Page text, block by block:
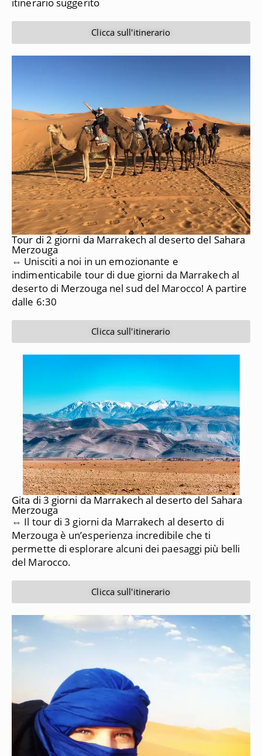
itinerario suggerito
Clicca sull'itinerario
Tour di 2 giorni da Marrakech al deserto del Sahara
Merzouga
⇔ Unisciti a noi in un emozionante e
indimenticabile tour di due giorni da Marrakech al
deserto di Merzouga nel sud del Marocco! A partire
dalle 6:30
Clicca sull'itinerario
Gita di 3 giorni da Marrakech al deserto del Sahara
Merzouga
⇔ Il tour di 3 giorni da Marrakech al deserto di
Merzouga è un’esperienza incredibile che ti
permette di esplorare alcuni dei paesaggi più belli
del Marocco.
Clicca sull'itinerario